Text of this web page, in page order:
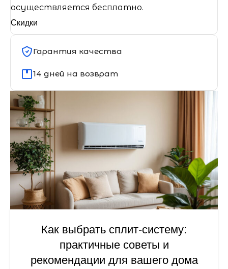
осуществляется бесплатно.
Скидки
Гарантия качества
14 дней на возврат
Как выбрать сплит-систему:
практичные советы и
рекомендации для вашего дома